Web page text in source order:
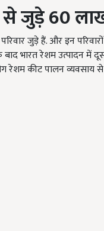
से जुड़े60
जुड़े हैं. और इन
बाद भारत रेशम उत्पादन में
रेशम कीट पालन व्यवसाय